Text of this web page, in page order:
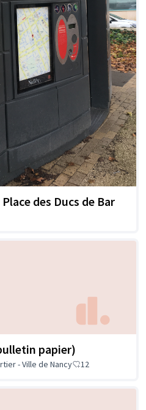
des Ducs de Bar
papier)
- Ville de Nancy 12